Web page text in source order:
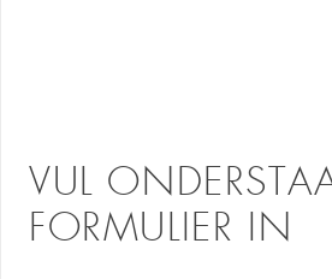
VUL
FORMULIER IN